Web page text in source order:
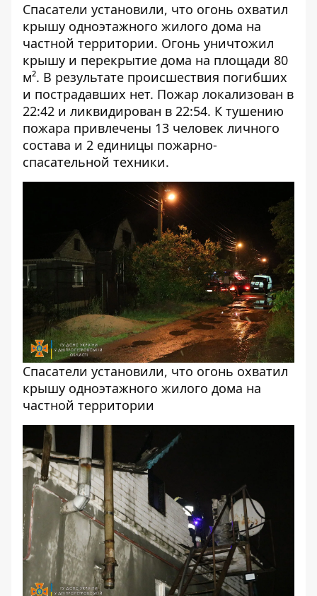
Спасатели установили, что огонь охватил
крышу одноэтажного жилого дома на
частной территории. Огонь уничтожил
крышу и перекрытие дома на площади 80
м². В результате происшествия погибших
и пострадавших нет. Пожар локализован в
22:42 и ликвидирован в 22:54. К тушению
пожара привлечены 13 человек личного
состава и 2 единицы пожарно-
спасательной техники.
Спасатели установили, что огонь охватил
крышу одноэтажного жилого дома на
частной территории